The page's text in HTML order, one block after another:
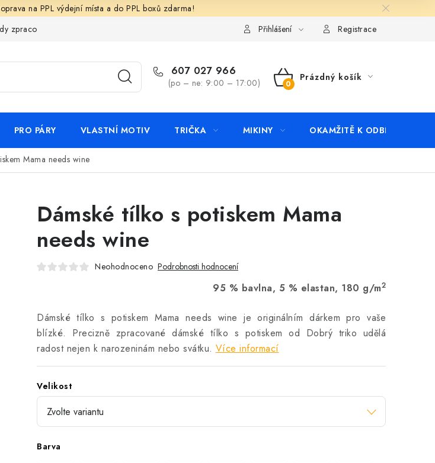
na PPL výdejní místa a do PPL boxů zdarma!
zpracování ochrany osobních údajů KontaktyPřihlášení Registrace
607 027 966
(po – ne: 9:00 – 17:00)
NÁKUPNÍ
Prázdný košík
PRO PÁRY VLASTNÍ MOTIV TRIČKA MIKINY OKAMŽITĚ K ODBĚRU
Mama needs wine
Dámské tílko s potiskem Mama
needs wine
Neohodnoceno Podrobnosti hodnocení
95 % bavlna, 5 % elastan, 180 g/m2
Dámské tílko s potiskem Mama needs wine je originálním dárkem pro vaše
blízké. Precizně zpracované dámské tílko s potiskem od Dobrý triko udělá
radost nejen k narozeninám nebo svátku. Více informací
Velikost
Barva